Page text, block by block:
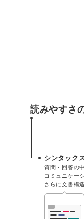
読みやすさ
シンタック
質問・回答の
コミュニケー
さらに文書構